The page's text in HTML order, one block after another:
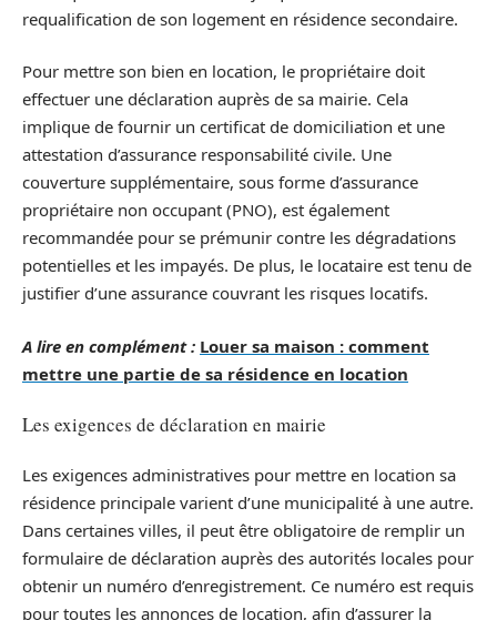
requalification de son logement en résidence secondaire.
Pour mettre son bien en location, le propriétaire doit
effectuer une déclaration auprès de sa mairie. Cela
implique de fournir un certificat de domiciliation et une
attestation d’assurance responsabilité civile. Une
couverture supplémentaire, sous forme d’assurance
propriétaire non occupant (PNO), est également
recommandée pour se prémunir contre les dégradations
potentielles et les impayés. De plus, le locataire est tenu de
justifier d’une assurance couvrant les risques locatifs.
A lire en complément : Louer sa maison : comment
mettre une partie de sa résidence en location
Les exigences de déclaration en mairie
Les exigences administratives pour mettre en location sa
résidence principale varient d’une municipalité à une autre.
Dans certaines villes, il peut être obligatoire de remplir un
formulaire de déclaration auprès des autorités locales pour
obtenir un numéro d’enregistrement. Ce numéro est requis
pour toutes les annonces de location, afin d’assurer la